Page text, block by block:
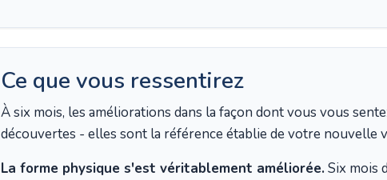
Ce que vous ressentirez
À six mois, les améliorations dans la façon dont vous vous
découvertes - elles sont la référence établie de votre nouvelle
La forme physique s'est véritablement améliorée.Six mois